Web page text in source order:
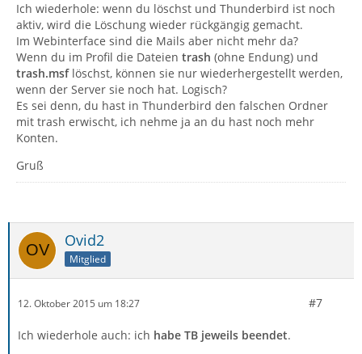
Ich wiederhole: wenn du löschst und Thunderbird ist noch
aktiv, wird die Löschung wieder rückgängig gemacht.
Im Webinterface sind die Mails aber nicht mehr da?
Wenn du im Profil die Dateien trash (ohne Endung) und
trash.msflöschst, können sie nur wiederhergestellt werden,
wenn der Server sie noch hat. Logisch?
Es sei denn, du hast in Thunderbird den falschen Ordner
mit trash erwischt, ich nehme ja an du hast noch mehr
Konten.
Gruß
Ovid2
Mitglied
12. Oktober 2015 um 18:27 #7
Ich wiederhole auch: ich habe TB jeweils beendet.